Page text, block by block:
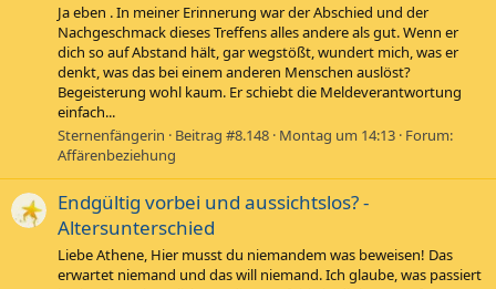
Ja eben . In meiner Erinnerung war der Abschied und der
Nachgeschmack dieses Treffens alles andere als gut. Wenn er
dich so auf Abstand hält, gar wegstößt, wundert mich, was er
denkt, was das bei einem anderen Menschen auslöst?
Begeisterung wohl kaum. Er schiebt die Meldeverantwortung
einfach...
Sternenfängerin
Beitrag #8.148 Montag um 14:13 Forum:
Affärenbeziehung
Endgültig vorbei und aussichtslos? -
Altersunterschied
Liebe Athene, Hier musst du niemandem was beweisen! Das
erwartet niemand und das will niemand. Ich glaube, was passiert